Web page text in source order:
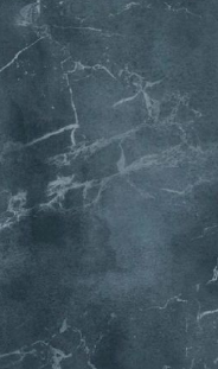
en Donkergroen /
9,00 €